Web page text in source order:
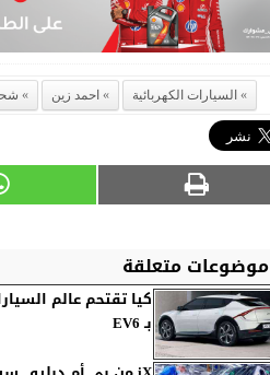
السيارات الكهربائية احمد زين
موضوعات متعلقة
كيا تقتحم عالم
بـ EV6